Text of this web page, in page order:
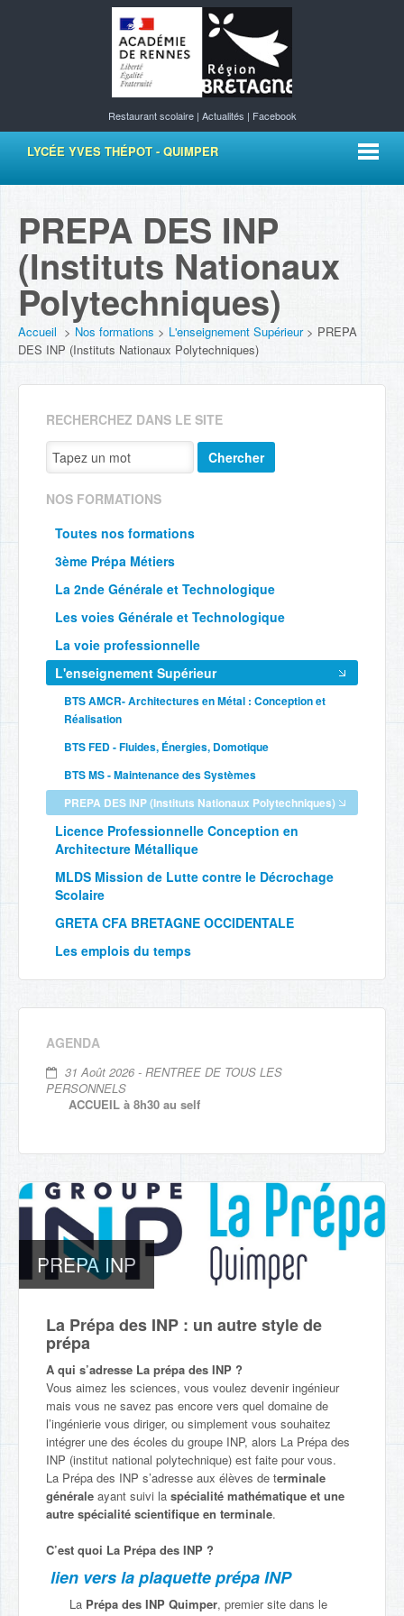
Restaurant scolaire | Actualités | Facebook
LYCÉE YVES THÉPOT - QUIMPER
PREPA DES INP
(Instituts Nationaux
Polytechniques)
Accueil > Nos formations > L'enseignement Supérieur> PREPA
DES INP (Instituts Nationaux Polytechniques)
RECHERCHEZ DANS LE SITE
Chercher
NOS FORMATIONS
Toutes nos formations
3ème Prépa Métiers
La 2nde Générale et Technologique
Les voies Générale et Technologique
La voie professionnelle
L'enseignement Supérieur
BTS AMCR- Architectures en Métal : Conception et
Réalisation
BTS FED - Fluides, Énergies, Domotique
BTS MS - Maintenance des Systèmes
PREPA DES INP (Instituts Nationaux Polytechniques)
Licence Professionnelle Conception en
Architecture Métallique
MLDS Mission de Lutte contre le Décrochage
Scolaire
GRETA CFA BRETAGNE OCCIDENTALE
Les emplois du temps
AGENDA
31 Août 2026 - RENTREE DE TOUS LES
PERSONNELS
ACCUEIL à 8h30 au self
PREPA INP
La Prépa des INP : un autre style de
prépa
A qui s’adresse La prépa des INP ?
Vous aimez les sciences, vous voulez devenir ingénieur
mais vous ne savez pas encore vers quel domaine de
l’ingénierie vous diriger, ou simplement vous souhaitez
intégrer une des écoles du groupe INP, alors La Prépa des
INP (institut national polytechnique) est faite pour vous.
La Prépa des INP s’adresse aux élèves de terminale
générale ayant suivi la spécialité mathématique et une
autre spécialité scientifique en terminale.
C’est quoi La Prépa des INP ?
lien vers la plaquette prépa INP
La Prépa des INP Quimper, premier site dans le